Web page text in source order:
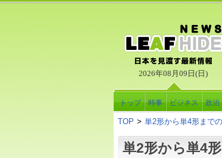
2026年08月09日(日)
トップ 時事 ビジネス 政治
TOP > 単2形から単4形まで
単2形から単4